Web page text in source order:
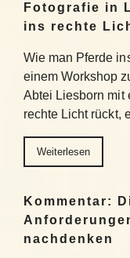
Fotografie in
ins rechte
Wie man Pferde
einem Workshop
Abtei Liesborn mit
rechte Licht rückt,
Weiterlesen
Kommentar:
nachdenken